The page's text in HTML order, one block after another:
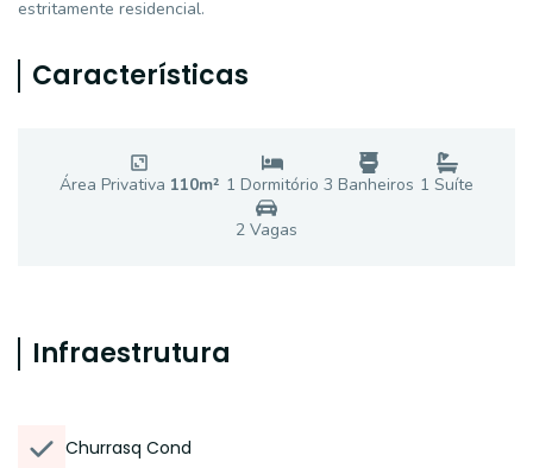
estritamente residencial.
Características
Área Privativa 110m² 1 Dormitório 3 Banheiros 1 Suíte
2 Vagas
Infraestrutura
Churrasq Cond